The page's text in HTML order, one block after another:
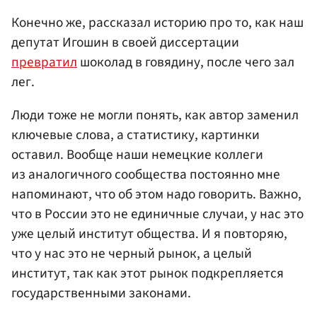
Конечно же, рассказал историю про то, как наш
депутат Игошин в своей диссертации
превратилшоколад в говядину, после чего зал
лег.
Люди тоже не могли понять, как автор заменил
ключевые слова, а статистику, картинки
оставил. Вообще наши немецкие коллеги
из аналогичного сообщества постоянно мне
напоминают, что об этом надо говорить. Важно,
что в России это не единичные случаи, у нас это
уже целый институт общества. И я повторяю,
что у нас это не черный рынок, а целый
институт, так как этот рынок подкрепляется
государственными законами.